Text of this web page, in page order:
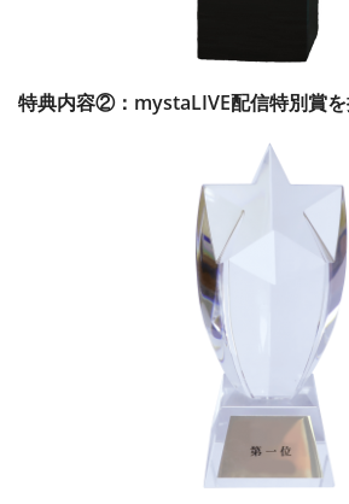
特典内容②：mystaLIVE配信特別賞を